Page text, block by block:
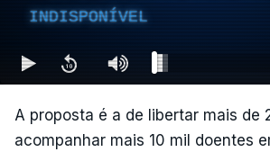
INDISPONÍVEL
A proposta é a de libertar mais de
acompanhar mais 10 mil doentes